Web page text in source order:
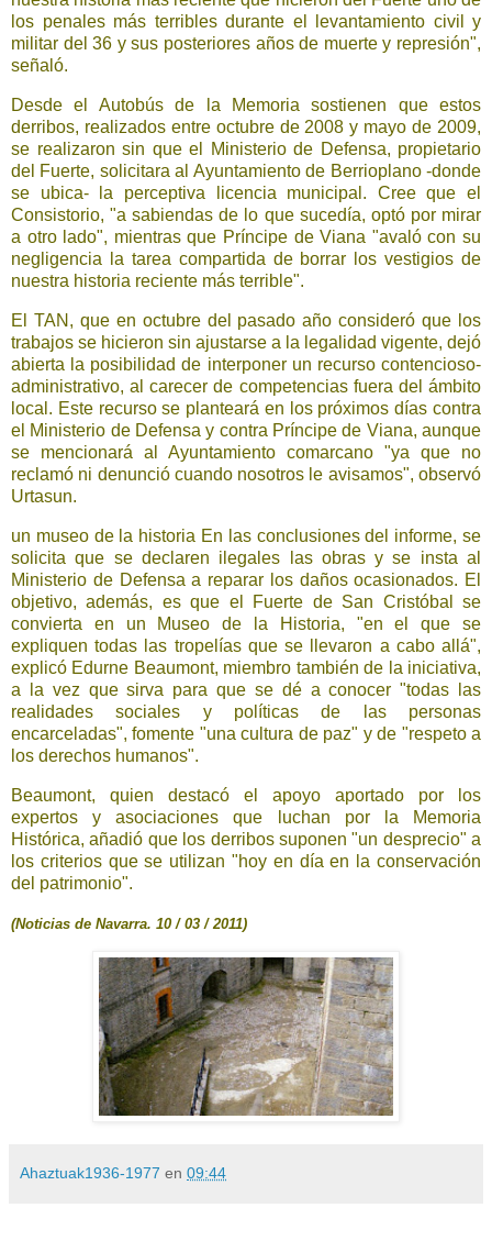
los penales más terribles durante el levantamiento civil y
militar del 36 y sus posteriores años de muerte y represión",
señaló.
Desde el Autobús de la Memoria sostienen que estos
derribos, realizados entre octubre de 2008 y mayo de 2009,
se realizaron sin que el Ministerio de Defensa, propietario
del Fuerte, solicitara al Ayuntamiento de Berrioplano -donde
se ubica- la perceptiva licencia municipal. Cree que el
Consistorio, "a sabiendas de lo que sucedía, optó por mirar
a otro lado", mientras que Príncipe de Viana "avaló con su
negligencia la tarea compartida de borrar los vestigios de
nuestra historia reciente más terrible".
El TAN, que en octubre del pasado año consideró que los
trabajos se hicieron sin ajustarse a la legalidad vigente, dejó
abierta la posibilidad de interponer un recurso contencioso-
administrativo, al carecer de competencias fuera del ámbito
local. Este recurso se planteará en los próximos días contra
el Ministerio de Defensa y contra Príncipe de Viana, aunque
se mencionará al Ayuntamiento comarcano "ya que no
reclamó ni denunció cuando nosotros le avisamos", observó
Urtasun.
un museo de la historia En las conclusiones del informe, se
solicita que se declaren ilegales las obras y se insta al
Ministerio de Defensa a reparar los daños ocasionados. El
objetivo, además, es que el Fuerte de San Cristóbal se
convierta en un Museo de la Historia, "en el que se
expliquen todas las tropelías que se llevaron a cabo allá",
explicó Edurne Beaumont, miembro también de la iniciativa,
a la vez que sirva para que se dé a conocer "todas las
realidades sociales y políticas de las personas
encarceladas", fomente "una cultura de paz" y de "respeto a
los derechos humanos".
Beaumont, quien destacó el apoyo aportado por los
expertos y asociaciones que luchan por la Memoria
Histórica, añadió que los derribos suponen "un desprecio" a
los criterios que se utilizan "hoy en día en la conservación
del patrimonio".
(Noticias de Navarra. 10 / 03 / 2011)
Ahaztuak1936-1977 en 09:44